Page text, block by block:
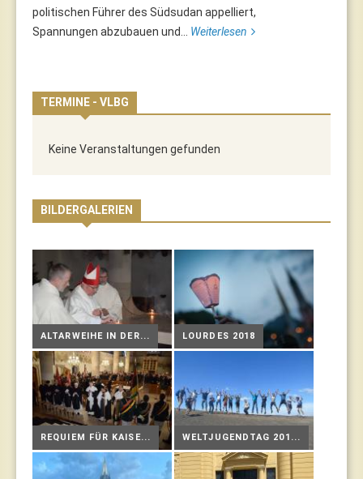
politischen Führer des Südsudan appelliert,
Spannungen abzubauen und... Weiterlesen
TERMINE - VLBG
Keine Veranstaltungen gefunden
BILDERGALERIEN
ALTARWEIHE IN DER... LOURDES 2018
REQUIEM FÜR KAISE... WELTJUGENDTAG 201...